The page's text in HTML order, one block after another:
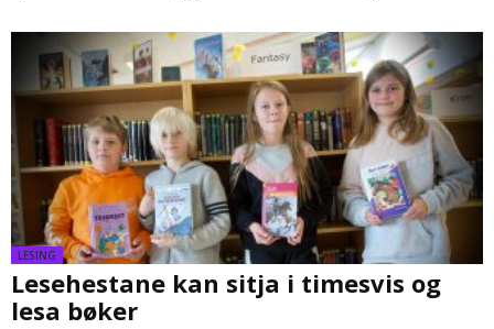
LESING
Lesehestane kan sitja i timesvis og
lesa bøker